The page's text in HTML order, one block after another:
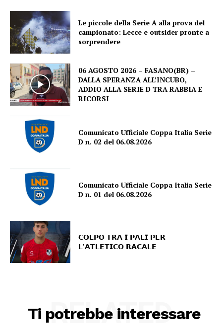
Le piccole della Serie A alla prova del
campionato: Lecce e outsider pronte a
sorprendere
06 AGOSTO 2026 – FASANO(BR) –
DALLA SPERANZA ALL’INCUBO,
ADDIO ALLA SERIE D TRA RABBIA E
RICORSI
Comunicato Ufficiale Coppa Italia Serie
D n. 02 del 06.08.2026
Comunicato Ufficiale Coppa Italia Serie
D n. 01 del 06.08.2026
𝗖𝗢𝗟𝗣𝗢 𝗧𝗥𝗔 𝗜 𝗣𝗔𝗟𝗜 𝗣𝗘𝗥
𝗟’𝗔𝗧𝗟𝗘𝗧𝗜𝗖𝗢 𝗥𝗔𝗖𝗔𝗟𝗘
Ti potrebbe interessare
RELATED